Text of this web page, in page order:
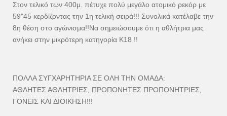
Στον τελικό των 400μ. πέτυχε πολύ μεγάλο ατομικό ρεκόρ με
59"45 κερδίζοντας την 1η τελική σειρά!!! Συνολικά κατέλαβε την
8η θέση στο αγώνισμα!!Να σημειώσουμε ότι η αθλήτρια μας
ανήκει στην μικρότερη κατηγορία Κ18 !!
ΠΟΛΛΑ ΣΥΓΧΑΡΗΤΗΡΙΑ ΣΕ ΟΛΗ ΤΗΝ ΟΜΑΔΑ:
ΑΘΛΗΤΕΣ ΑΘΛΗΤΡΙΕΣ, ΠΡΟΠΟΝΗΤΕΣ ΠΡΟΠΟΝΗΤΡΙΕΣ,
ΓΟΝΕΙΣ ΚΑΙ ΔΙΟΙΚΗΣΗ!!!